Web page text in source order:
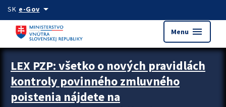
Preskocit na hlavný obsah
SK e-Govarrow_drop_down
Menu menu
Zastavit automatický posun upútavok
LEX PZP: všetko o nových pravidlách
kontroly povinného zmluvného
poistenia nájdete na